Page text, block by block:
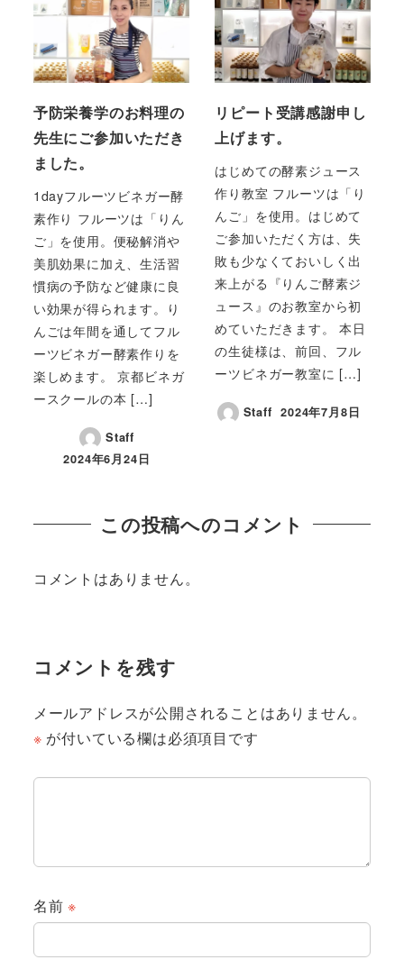
予防栄養学のお料理の
先生にご参加いただき
ました。
1dayフルーツビネガー酵
素作り フルーツは「りん
ご」を使用。便秘解消や
美肌効果に加え、生活習
慣病の予防など健康に良
い効果が得られます。り
んごは年間を通してフル
ーツビネガー酵素作りを
楽しめます。 京都ビネガ
ースクールの本 […]
Staff
2024年6月24日
リピート受講感謝申し
上げます。
はじめての酵素ジュース
作り教室 フルーツは「り
んご」を使用。はじめて
ご参加いただく方は、失
敗も少なくておいしく出
来上がる『りんご酵素ジ
ュース』のお教室から初
めていただきます。 本日
の生徒様は、前回、フル
ーツビネガー教室に […]
Staff 2024年7月8日
この投稿へのコメント
コメントはありません。
コメントを残す
メールアドレスが公開されることはありません。
※ が付いている欄は必須項目です
名前※